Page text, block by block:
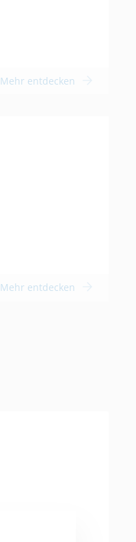
Mehr entdecken
Mehr entdecken